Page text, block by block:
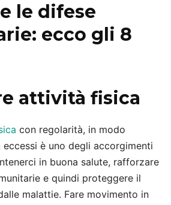
le difese
ecco gli 8
attività fisica
con regolarità, in modo
è uno degli accorgimenti
in buona salute, rafforzare
e quindi proteggere il
malattie. Fare movimento in